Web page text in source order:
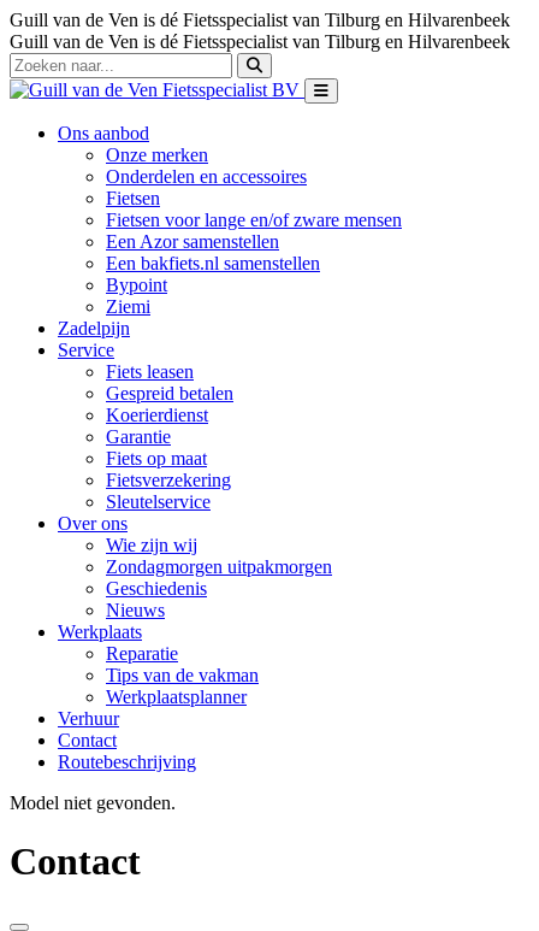
Guill van de Ven is dé Fietsspecialist van Tilburg en Hilvarenbeek
Guill van de Ven is dé Fietsspecialist van Tilburg en Hilvarenbeek
Ons aanbod
Onze merken
Onderdelen en accessoires
Fietsen
Fietsen voor lange en/of zware mensen
Een Azor samenstellen
Een bakfiets.nl samenstellen
Bypoint
Ziemi
Zadelpijn
Service
Fiets leasen
Gespreid betalen
Koerierdienst
Garantie
Fiets op maat
Fietsverzekering
Sleutelservice
Over ons
Wie zijn wij
Zondagmorgen uitpakmorgen
Geschiedenis
Nieuws
Werkplaats
Reparatie
Tips van de vakman
Werkplaatsplanner
Verhuur
Contact
Routebeschrijving
Model niet gevonden.
Contact